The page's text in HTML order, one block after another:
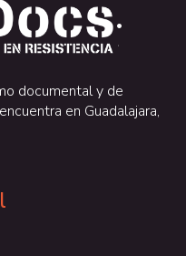
.
.
documental y de
en Guadalajara,